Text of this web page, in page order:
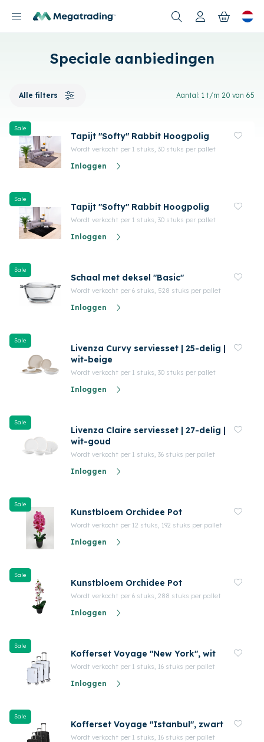
Nieuwe producten
Speciale aanbiedingen
Alle filters Aantal: 1 t/m 20 van 65
Sale
Tapijt "Softy" Rabbit Hoogpolig
Wordt verkocht per 1 stuks, 30 stuks per pallet
Inloggen
Sale
Tapijt "Softy" Rabbit Hoogpolig
Wordt verkocht per 1 stuks, 30 stuks per pallet
Inloggen
Sale
Schaal met deksel "Basic"
Wordt verkocht per 6 stuks, 528 stuks per pallet
Inloggen
Sale
Livenza Curvy serviesset | 25-delig |
wit-beige
Wordt verkocht per 1 stuks, 30 stuks per pallet
Inloggen
Sale
Livenza Claire serviesset | 27-delig |
wit-goud
Wordt verkocht per 1 stuks, 36 stuks per pallet
Inloggen
Sale
Kunstbloem Orchidee Pot
Wordt verkocht per 12 stuks, 192 stuks per pallet
Inloggen
Sale
Kunstbloem Orchidee Pot
Wordt verkocht per 6 stuks, 288 stuks per pallet
Inloggen
Sale
Kofferset Voyage "New York", wit
Wordt verkocht per 1 stuks, 16 stuks per pallet
Inloggen
Sale
Kofferset Voyage "Istanbul", zwart
Wordt verkocht per 1 stuks, 16 stuks per pallet